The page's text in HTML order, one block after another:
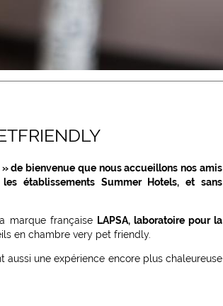
de bienvenue que nous accueillons nos amis
établissements Summer Hotels, et sans
marque française LAPSA, laboratoire pour la
en chambre very pet friendly.
aussi une expérience encore plus chaleureuse